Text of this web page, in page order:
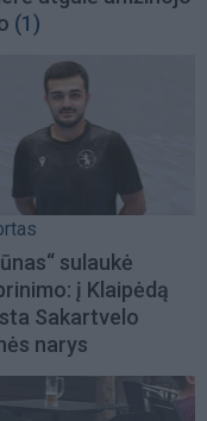
(1)
sulaukė
į Klaipėdą
Sakartvelo
narys